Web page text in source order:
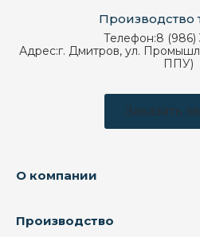
Производство
Телефон:8 (986)
Адрес:г. Дмитров, ул.
ППУ)
Заказать
О компании
Производство